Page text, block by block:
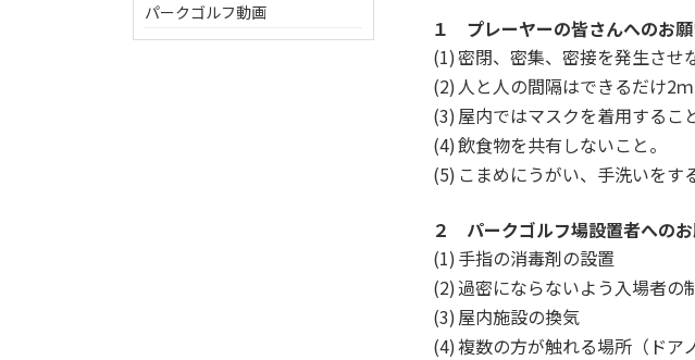
パークゴルフ動画
１ プレーヤーの皆さんへのお
(1)密閉、密集、密接を発生させ
(2)人と人の間隔はできるだけ2
(3)屋内ではマスクを着用するこ
(4)飲食物を共有しないこと。
(5) こまめにうがい、手洗いをす
２ パークゴルフ場設置者への
(1)手指の消毒剤の設置
(2)過密にならないよう入場者の
(3)屋内施設の換気
(4)複数の方が触れる場所（ドア